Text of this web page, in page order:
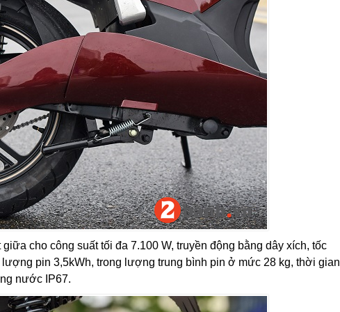
cho công suất tối đa 7.100 W, truyền động bằng dây xích, tốc
pin 3,5kWh, trong lượng trung bình pin ở mức 28 kg, thời gian
nước IP67.